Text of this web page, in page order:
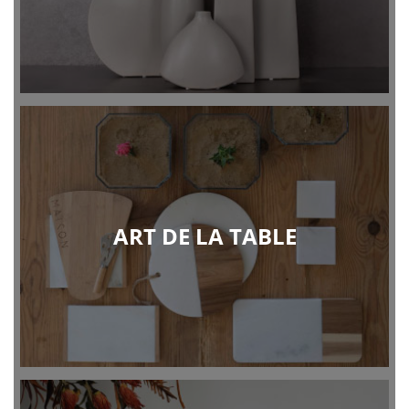
ART DE LA TABLE